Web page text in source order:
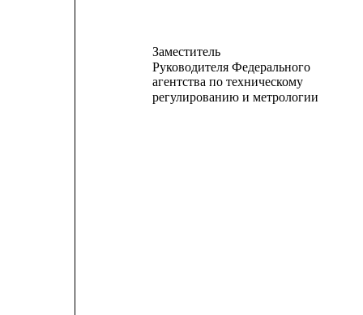
Заместитель
Руководителя Федерального
агентства по техническому
регулированию и метрологии